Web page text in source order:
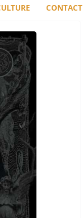
CONTACT